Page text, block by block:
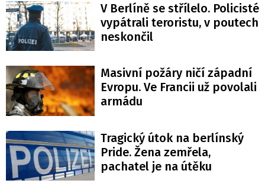
V Berlíně se střílelo. Policisté
vypátrali teroristu, v poutech
neskončil
Masivní požáry ničí západní
Evropu. Ve Francii už povolali
armádu
Tragický útok na berlínský
Pride. Žena zemřela,
pachatel je na útěku